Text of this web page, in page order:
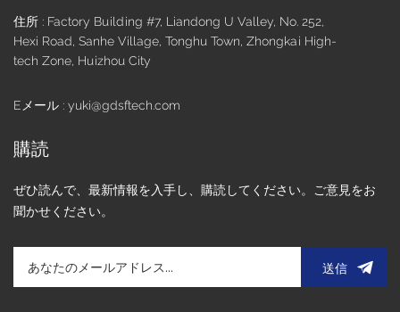
住所 : Factory Building #7, Liandong U Valley, No. 252,
Hexi Road, Sanhe Village, Tonghu Town, Zhongkai High-
tech Zone, Huizhou City
Eメール : yuki@gdsftech.com
購読
ぜひ読んで、最新情報を入手し、購読してください。ご意見をお
聞かせください。
送信